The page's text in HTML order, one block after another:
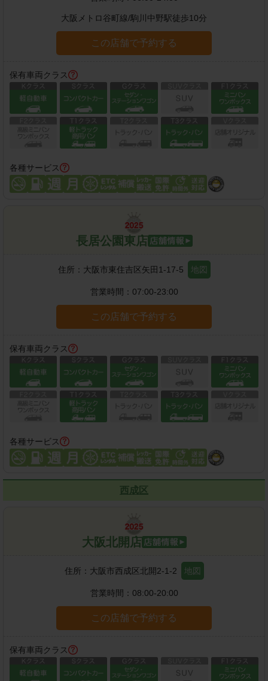
大阪メトロ谷町線/駒川中野駅徒歩10分
この店舗で予約する
保有車両クラス
各種サービス
長居公園東店
住所： 大阪市東住吉区矢田1-17-5 地図
営業時間： 07:00-23:00
この店舗で予約する
保有車両クラス
各種サービス
西成区
大阪北開店
住所： 大阪市西成区北開2-1-2 地図
営業時間： 08:00-20:00
この店舗で予約する
保有車両クラス